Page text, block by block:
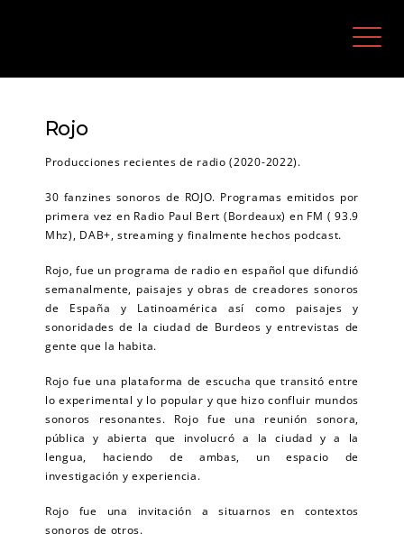
Rojo
Producciones recientes de radio (2020-2022).
30 fanzines sonoros de ROJO. Programas emitidos por
primera vez en Radio Paul Bert (Bordeaux) en FM ( 93.9
Mhz), DAB+, streaming y finalmente hechos podcast.
Rojo, fue un programa de radio en español que difundió
semanalmente, paisajes y obras de creadores sonoros
de España y Latinoamérica así como paisajes y
sonoridades de la ciudad de Burdeos y entrevistas de
gente que la habita.
Rojo fue una plataforma de escucha que transitó entre
lo experimental y lo popular y que hizo confluir mundos
sonoros resonantes. Rojo fue una reunión sonora,
pública y abierta que involucró a la ciudad y a la
lengua, haciendo de ambas, un espacio de
investigación y experiencia.
Rojo fue una invitación a situarnos en contextos
sonoros de otros.